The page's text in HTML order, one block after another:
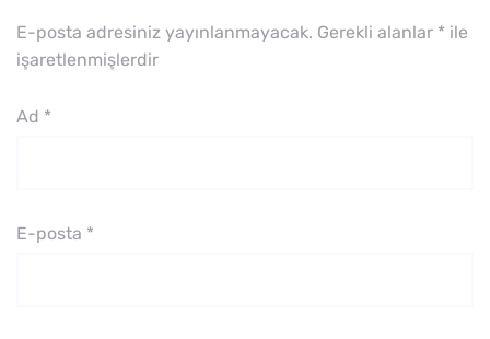
E-posta adresiniz yayınlanmayacak. Gerekli alanlar * ile
işaretlenmişlerdir
Ad *
E-posta *